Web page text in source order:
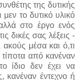
της δυτικής
το δυτικό υλικό
στο έργο ενός
δικές σας λέξεις -
μέσα και ό,τι
τίποτα από κανέναν
ίδιο δεν έχει να
κανέναν έντεχνο ή